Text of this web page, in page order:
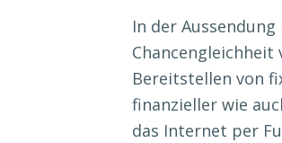
In der
Bereitstellen von
finanzieller wie
das Internet per